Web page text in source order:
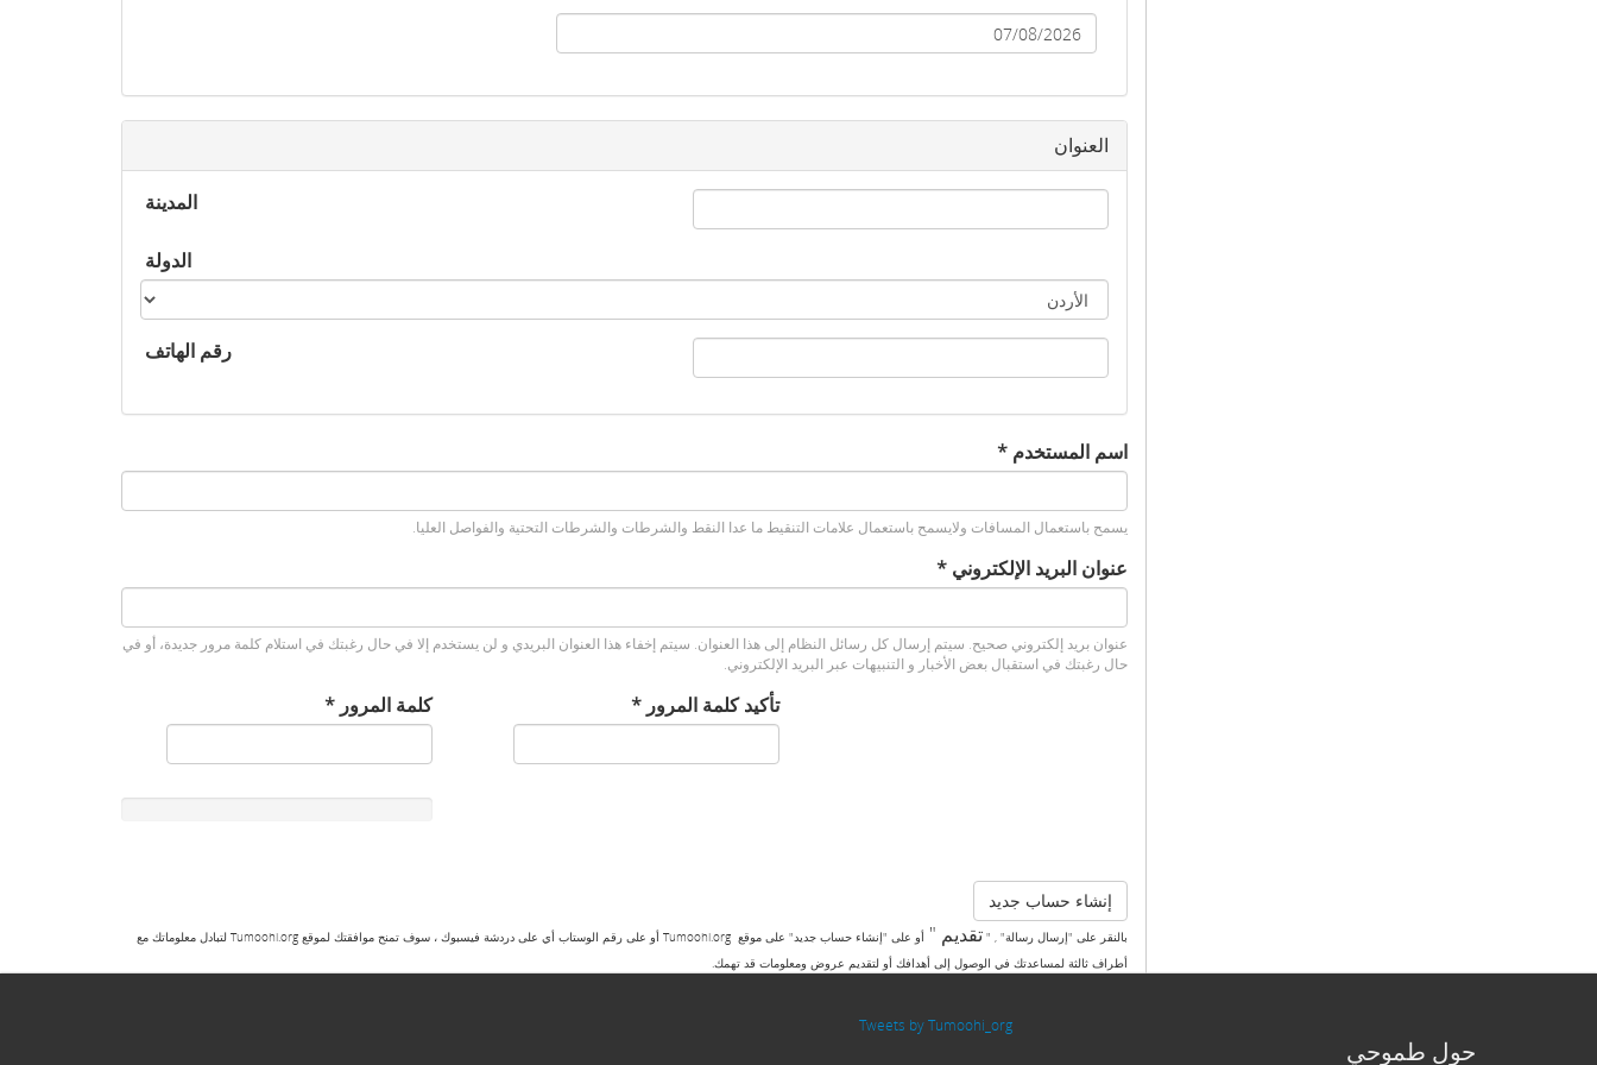
‏التاريخ
العنوان
‏المدينة ‏
‏الدولة ‏
‏رقم الهاتف ‏
‏اسم المستخدم ‏*
يسمح باستعمال المسافات ولايسمح باستعمال علامات التنقيط ما عدا النقط والشرطات والشرطات التحتية والفواصل العليا.
‏عنوان البريد الإلكتروني ‏*
عنوان بريد إلكتروني صحيح. سيتم إرسال كل رسائل النظام إلى هذا العنوان. سيتم إخفاء هذا العنوان البريدي و لن يستخدم إلا في حال رغبتك في استلام كلمة مرور جديدة، أو في
حال رغبتك في استقبال بعض الأخبار و التنبيهات عبر البريد الإلكتروني.
‏كلمة المرور ‏ * ‏تأكيد كلمة المرور ‏ *
إنشاء حساب جديد
بالنقر على "إرسال رسالة" , "تقديم "
أو على "إنشاء حساب جديد" على موقع Tumoohi.org أو على رقم الوستاب أي على دردشة فيسبوك ، سوف تمنح موافقتك لموقع Tumoohi.org لتبادل معلوماتك مع
أطراف ثالثة لمساعدتك في الوصول إلى أهدافك أو لتقديم عروض ومعلومات قد تهمك.
Tweets by Tumoohi_org
حول طموحي